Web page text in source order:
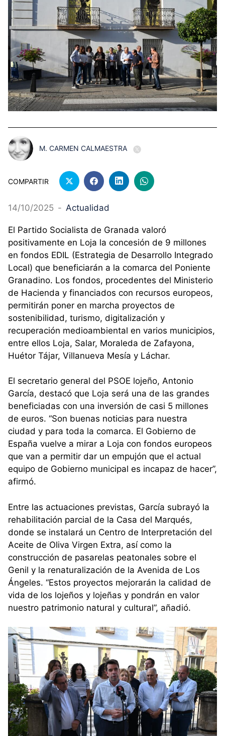
M. CARMEN CALMAESTRA
COMPARTIR
14/10/2025 - Actualidad
El Partido Socialista de Granada valoró
positivamente en Loja la concesión de 9 millones
en fondos EDIL (Estrategia de Desarrollo Integrado
Local) que beneficiarán a la comarca del Poniente
Granadino. Los fondos, procedentes del Ministerio
de Hacienda y financiados con recursos europeos,
permitirán poner en marcha proyectos de
sostenibilidad, turismo, digitalización y
recuperación medioambiental en varios municipios,
entre ellos Loja, Salar, Moraleda de Zafayona,
Huétor Tájar, Villanueva Mesía y Láchar.
El secretario general del PSOE lojeño, Antonio
García, destacó que Loja será una de las grandes
beneficiadas con una inversión de casi 5 millones
de euros. “Son buenas noticias para nuestra
ciudad y para toda la comarca. El Gobierno de
España vuelve a mirar a Loja con fondos europeos
que van a permitir dar un empujón que el actual
equipo de Gobierno municipal es incapaz de hacer”,
afirmó.
Entre las actuaciones previstas, García subrayó la
rehabilitación parcial de la Casa del Marqués,
donde se instalará un Centro de Interpretación del
Aceite de Oliva Virgen Extra, así como la
construcción de pasarelas peatonales sobre el
Genil y la renaturalización de la Avenida de Los
Ángeles. “Estos proyectos mejorarán la calidad de
vida de los lojeños y lojeñas y pondrán en valor
nuestro patrimonio natural y cultural”, añadió.